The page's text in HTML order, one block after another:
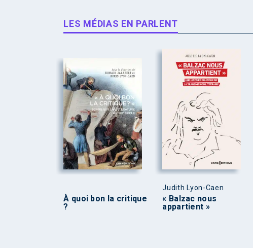
LES MÉDIAS EN PARLENT
À quoi bon la critique
?
Judith Lyon-Caen
« Balzac nous
appartient »